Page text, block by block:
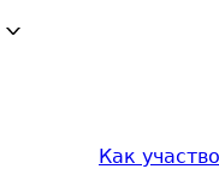
Как